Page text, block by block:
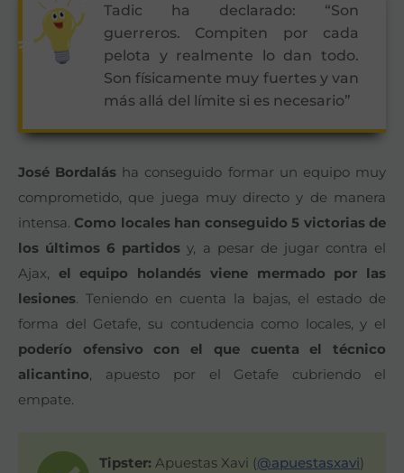
Tadic ha declarado: “Son
guerreros. Compiten por cada
pelota y realmente lo dan todo.
Son físicamente muy fuertes y van
más allá del límite si es necesario”
José Bordalás ha conseguido formar un equipo muy
comprometido, que juega muy directo y de manera
intensa. Como locales han conseguido 5 victorias de
los últimos 6 partidos y, a pesar de jugar contra el
Ajax, el equipo holandés viene mermado por las
lesiones. Teniendo en cuenta la bajas, el estado de
forma del Getafe, su contudencia como locales, y el
poderío ofensivo con el que cuenta el técnico
alicantino, apuesto por el Getafe cubriendo el
empate.
Tipster: Apuestas Xavi (@apuestasxavi)